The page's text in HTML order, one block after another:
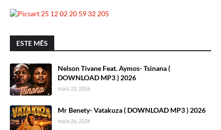
ESTE MÊS
Nelson Tivane Feat. Aymos- Tsinana (
DOWNLOAD MP3 ) 2026
maio 22, 2026
Mr Benety- Vatakuza ( DOWNLOAD MP3 ) 2026
maio 26, 2026